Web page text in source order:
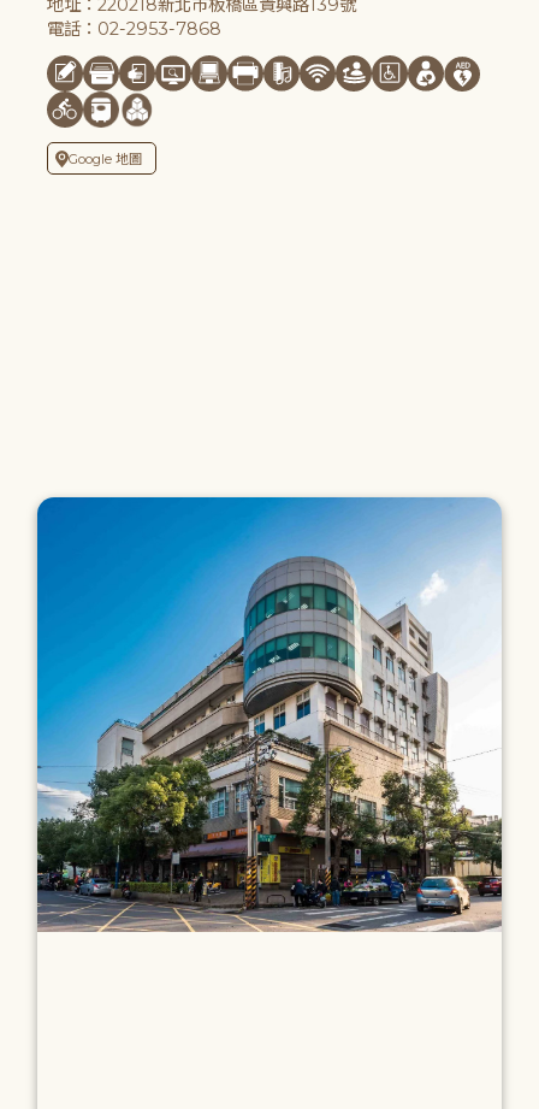
地址：220218新北市板橋區貴興路139號
電話：02-2953-7868
Google 地圖